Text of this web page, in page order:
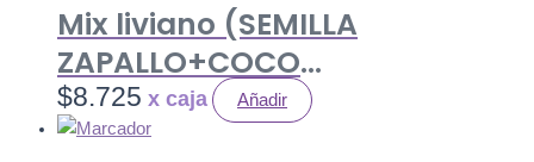
Mix liviano (SEMILLA
ZAPALLO+COCO
LAMINAS+PASA RUBIA) 80 gr.
Caja 12 uds.
$8.725 Añadir